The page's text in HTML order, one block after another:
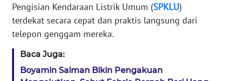
Pengisian Kendaraan Listrik Umum (SPKLU)
terdekat secara cepat dan praktis langsung dari
telepon genggam mereka.
Baca Juga:
Boyamin Saiman Bikin Pengakuan
WN
SUMUT
JAKARTA